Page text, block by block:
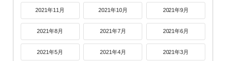
2021年11月 2021年10月 2021年9月
2021年8月 2021年7月 2021年6月
2021年5月 2021年4月 2021年3月